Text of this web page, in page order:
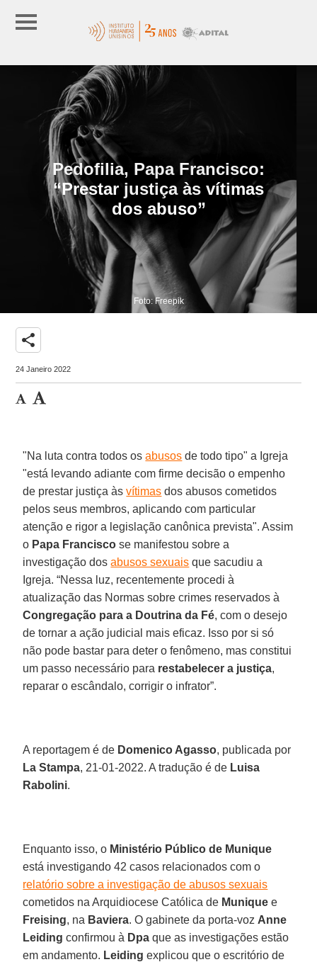
Pedofilia, Papa Francisco:
“Prestar justiça às vítimas
dos abuso”
Foto: Freepik
share
24 Janeiro 2022
"Na luta contra todos osabusos de todo tipo" a Igreja
"está levando adiante com firme decisão o empenho
de prestar justiça àsvítimas dos abusos cometidos
pelos seus membros, aplicando com particular
atenção e rigor a legislação canônica prevista". Assim
o Papa Francisco se manifestou sobre a
investigação dosabusos sexuais que sacudiu a
Igreja. “Nessa luz, recentemente procedi à
atualização das Normas sobre crimes reservados à
Congregação para a Doutrina da Fé, com o desejo
de tornar a ação judicial mais eficaz. Isso por si só
não pode bastar para deter o fenômeno, mas constitui
um passo necessário para restabelecer a justiça,
reparar o escândalo, corrigir o infrator”.
A reportagem é de Domenico Agasso, publicada por
La Stampa, 21-01-2022. A tradução é de Luisa
Rabolini.
Enquanto isso, o Ministério Público de Munique
está investigando 42 casos relacionados com o
relatório sobre a investigação de abusos sexuais
cometidos na Arquidiocese Católica de Munique e
Freising, na Baviera. O gabinete da porta-voz Anne
Leiding confirmou à Dpa que as investigações estão
em andamento. Leiding explicou que o escritório de